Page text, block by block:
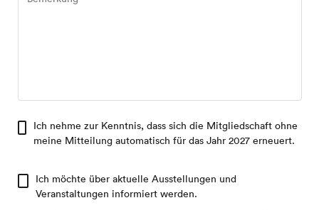
Ich nehme zur Kenntnis, dass sich die Mitgliedschaft ohne
meine Mitteilung automatisch für das Jahr 2027 erneuert.
Ich möchte über aktuelle Ausstellungen und
Veranstaltungen informiert werden.